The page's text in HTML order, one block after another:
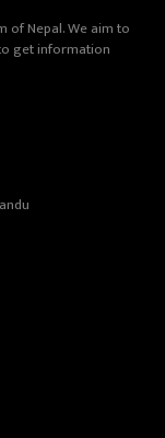
Nepal. We aim to
get information